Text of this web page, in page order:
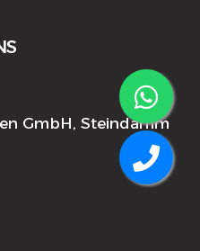
GmbH, Steindamm